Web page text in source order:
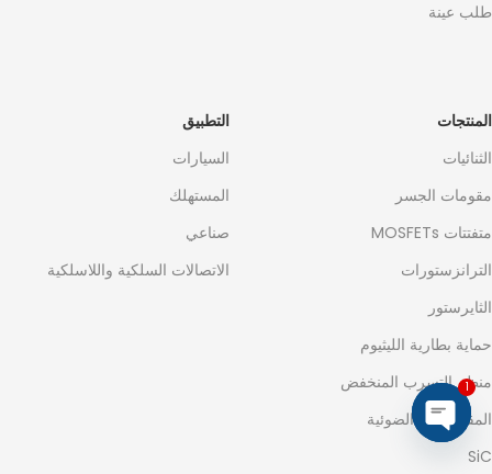
طلب عينة
التطبيق
السيارات
المستهلك
صناعي
الاتصالات السلكية واللاسلكية
المنتجات
الثنائيات
مقومات الجسر
متفتتات MOSFETs
الترانزستورات
الثايرستور
حماية بطارية الليثيوم
منظم التسرب المنخفض
المقروضات الضوئية
SiC
1